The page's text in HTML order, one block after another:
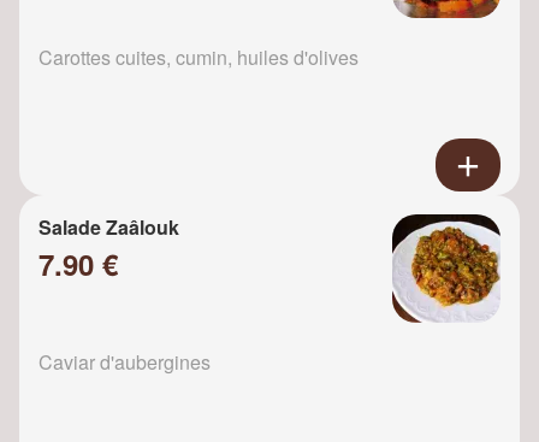
Carottes cuites, cumin, huiles d'olives
Salade Zaâlouk
7.90 €
Caviar d'aubergines